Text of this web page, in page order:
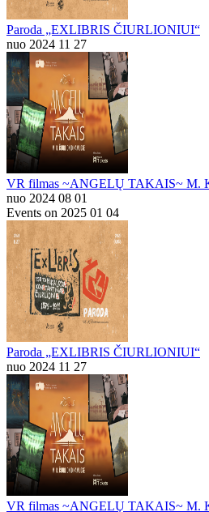
Paroda „EXLIBRIS ČIURLIONIUI“
nuo 2024 11 27
VR filmas ~ANGELŲ TAKAIS~ M.
nuo 2024 08 01
Events on 2025 01 04
Paroda „EXLIBRIS ČIURLIONIUI“
nuo 2024 11 27
VR filmas ~ANGELŲ TAKAIS~ M.